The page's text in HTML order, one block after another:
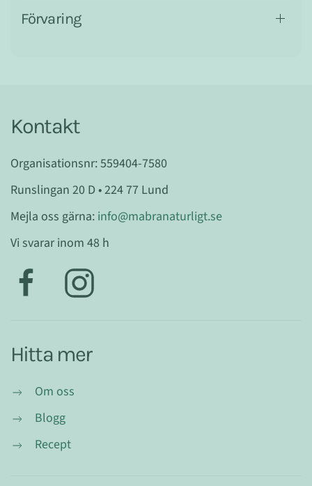
Förvaring
Kontakt
Organisationsnr: 559404-7580
Runslingan 20 D • 224 77 Lund
Mejla oss gärna: info@mabranaturligt.se
Vi svarar inom 48 h
Hitta mer
Om oss
Blogg
Recept